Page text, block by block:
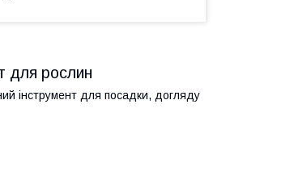
для рослин
інструмент для посадки, догляду